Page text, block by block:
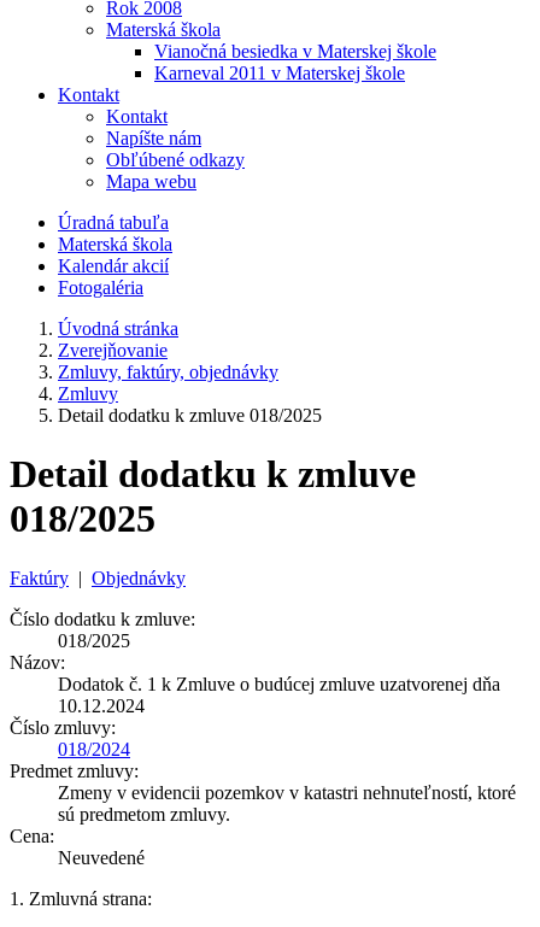
Rok 2008
Materská škola
Vianočná besiedka v Materskej škole
Karneval 2011 v Materskej škole
Kontakt
Kontakt
Napíšte nám
Obľúbené odkazy
Mapa webu
Úradná tabuľa
Materská škola
Kalendár akcií
Fotogaléria
Úvodná stránka
Zverejňovanie
Zmluvy, faktúry, objednávky
Zmluvy
Detail dodatku k zmluve 018/2025
Detail dodatku k zmluve
018/2025
Faktúry | Objednávky
Číslo dodatku k zmluve:
018/2025
Názov:
Dodatok č. 1 k Zmluve o budúcej zmluve uzatvorenej dňa
10.12.2024
Číslo zmluvy:
018/2024
Predmet zmluvy:
Zmeny v evidencii pozemkov v katastri nehnuteľností, ktoré
sú predmetom zmluvy.
Cena:
Neuvedené
1. Zmluvná strana: